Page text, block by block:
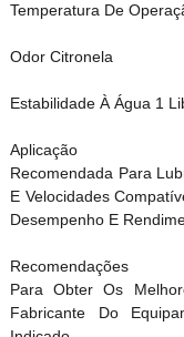
Temperatura De
Odor Citronela
Estabilidade À Água 1
Aplicação
Recomendada Para
E Velocidades
Desempenho E
Recomendações
Para Obter Os
Fabricante Do